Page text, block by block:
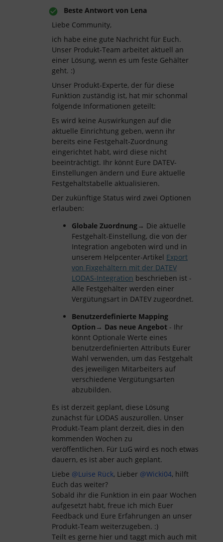
Beste Antwort von Lena
Liebe Community,
ich habe eine gute Nachricht für Euch.
Unser Produkt-Team arbeitet aktuell an
einer Lösung, wenn es um feste Gehälter
geht. :)
Unser Produkt-Experte, der für diese
Funktion zuständig ist, hat mir schonmal
folgende Informationen geteilt:
Es wird keine Auswirkungen auf die
aktuelle Einrichtung geben, wenn ihr
bereits eine Festgehalt-Zuordnung
eingerichtet habt, wird diese nicht
beeinträchtigt. Ihr könnt Eure DATEV-
Einstellungen ändern und Eure aktuelle
Festgehaltstabelle aktualisieren.
Der zukünftige Status wird zwei Optionen
erlauben:
Globale Zuordnung→ Die aktuelle
Festgehalt-Einstellung, die von der
Integration angeboten wird und in
unserem Helpcenter-Artikel Export
von Fixgehältern mit der DATEV
LODAS-Integration beschrieben ist -
Alle Festgehälter werden einer
Vergütungsart in DATEV zugeordnet.
Benutzerdefinierte Mapping
Option → Das neue Angebot - Ihr
könnt Optionale Werte eines
benutzerdefinierten Attributs Eurer
Wahl verwenden, um das Festgehalt
des jeweiligen Mitarbeiters auf
verschiedene Vergütungsarten
abzubilden.
Es ist derzeit geplant, diese Lösung
zunächst für LODAS auszurollen. Unser
Produkt-Team plant derzeit, dies in den
kommenden Wochen zu
veröffentlichen. Für LuG wird es noch etwas
dauern, es ist aber auch geplant.
Liebe @Luise Rück, Lieber @Wicki04, hilft
Euch das weiter?
Sobald ihr die Funktion in ein paar Wochen
aufgesetzt habt, freue ich mich Euer
Feedback und Eure Erfahrungen an unser
Produkt-Team weiterzugeben. :)
Teilt es gerne hier und taggt mich auch mit